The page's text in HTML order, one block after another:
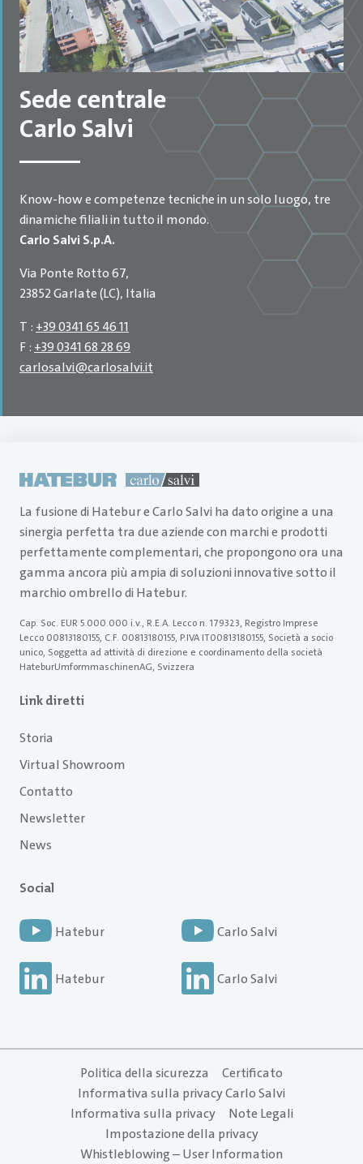
Sede centrale
Carlo Salvi
Know-how e competenze tecniche in un solo luogo, tre
dinamiche filiali in tutto il mondo.
Carlo Salvi S.p.A.
Via Ponte Rotto 67,
23852 Garlate (LC), Italia
T : +39 0341 65 46 11
F : +39 0341 68 28 69
carlosalvi@carlosalvi.it
La fusione di Hatebur e Carlo Salvi ha dato origine a una
sinergia perfetta tra due aziende con marchi e prodotti
perfettamente complementari, che propongono ora una
gamma ancora più ampia di soluzioni innovative sotto il
marchio ombrello di Hatebur.
Cap. Soc. EUR 5.000.000 i.v., R.E.A. Lecco n. 179323, Registro Imprese
Lecco 00813180155, C.F. 00813180155, P.IVA IT00813180155, Società a socio
unico, Soggetta ad attività di direzione e coordinamento della società
HateburUmformmaschinenAG, Svizzera
Link diretti
Storia
Virtual Showroom
Contatto
Newsletter
News
Social
Hatebur Carlo Salvi
Hatebur Carlo Salvi
Politica della sicurezza
Certificato
Informativa sulla privacy Carlo Salvi
Informativa sulla privacy
Note Legali
Impostazione della privacy
Whistleblowing – User Information